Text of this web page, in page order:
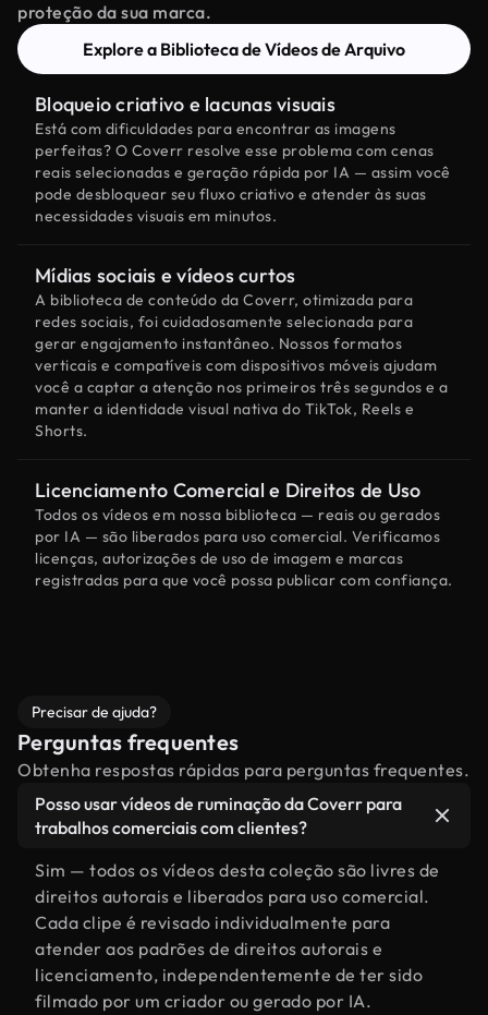
proteção da sua marca.
Explore a Biblioteca de Vídeos de Arquivo
Bloqueio criativo e lacunas visuais
Está com dificuldades para encontrar as imagens
perfeitas? O Coverr resolve esse problema com cenas
reais selecionadas e geração rápida por IA — assim você
pode desbloquear seu fluxo criativo e atender às suas
necessidades visuais em minutos.
Mídias sociais e vídeos curtos
A biblioteca de conteúdo da Coverr, otimizada para
redes sociais, foi cuidadosamente selecionada para
gerar engajamento instantâneo. Nossos formatos
verticais e compatíveis com dispositivos móveis ajudam
você a captar a atenção nos primeiros três segundos e a
manter a identidade visual nativa do TikTok, Reels e
Shorts.
Licenciamento Comercial e Direitos de Uso
Todos os vídeos em nossa biblioteca — reais ou gerados
por IA — são liberados para uso comercial. Verificamos
licenças, autorizações de uso de imagem e marcas
registradas para que você possa publicar com confiança.
Precisar de ajuda?
Perguntas frequentes
Obtenha respostas rápidas para perguntas frequentes.
Posso usar vídeos de ruminação da Coverr para
trabalhos comerciais com clientes?
Sim — todos os vídeos desta coleção são livres de
direitos autorais e liberados para uso comercial.
Cada clipe é revisado individualmente para
atender aos padrões de direitos autorais e
licenciamento, independentemente de ter sido
filmado por um criador ou gerado por IA.